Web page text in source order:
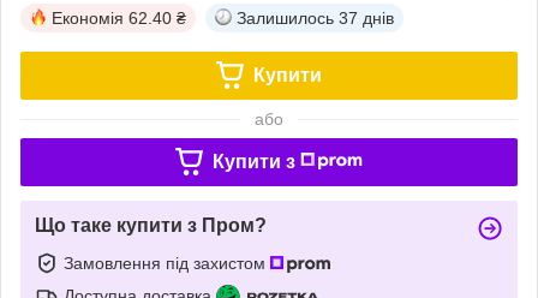
Економія 62.40 ₴ Залишилось 37 днів
Купити
або
Купити з
Що таке купити з Пром?
Замовлення під захистом